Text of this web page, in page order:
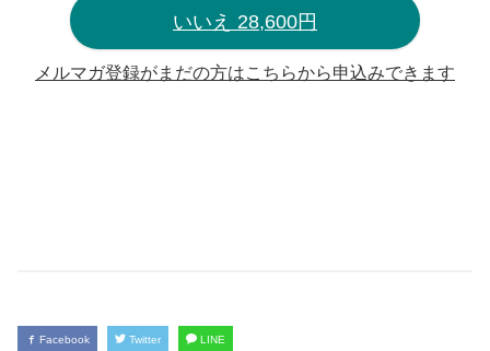
いいえ 28,600円
メルマガ登録がまだの方はこちらから申込みできます
Facebook Twitter LINE